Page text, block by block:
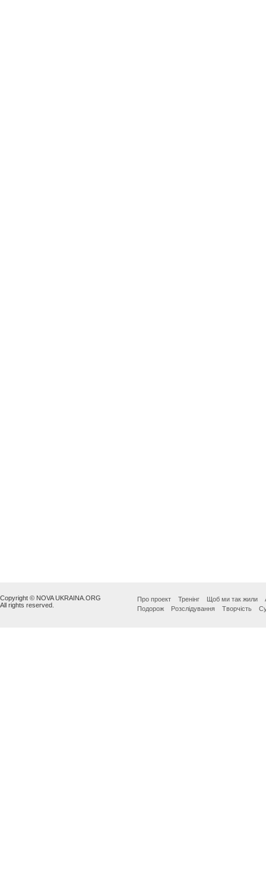
Copyright © NOVA UKRAINA.ORG
All rights reserved.
Про проект Тренінг Щоб ми так жили
Подорож
Розслідування Творчість